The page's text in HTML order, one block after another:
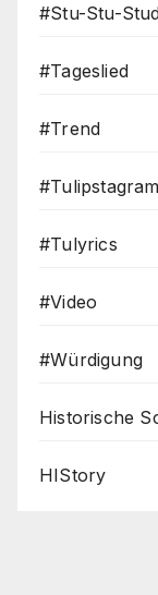
#Stu-Stu-
#Tageslied
#Trend
#Tulipstagram
#Tulyrics
#Video
#Würdigung
Historische
HIStory